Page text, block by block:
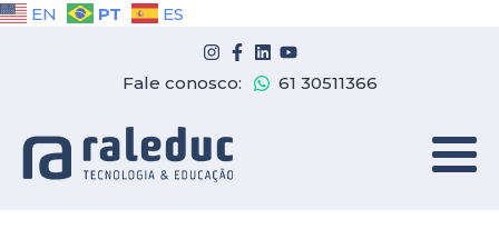
EN PT ES
Fale conosco: 61 30511366